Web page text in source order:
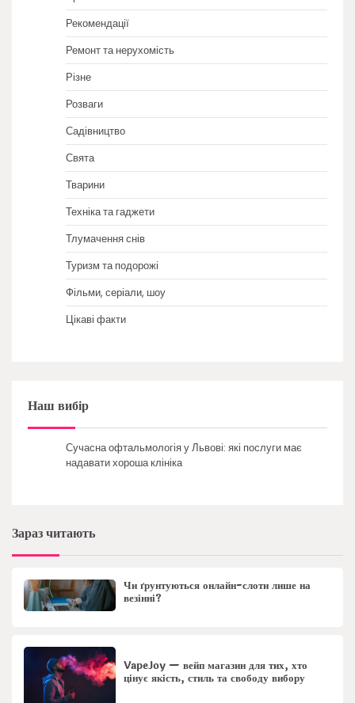
Рекомендації
Ремонт та нерухомість
Різне
Розваги
Садівництво
Свята
Тварини
Техніка та гаджети
Тлумачення снів
Туризм та подорожі
Фільми, серіали, шоу
Цікаві факти
Наш вибір
Сучасна офтальмологія у Львові: які послуги має
надавати хороша клініка
Зараз читають
Чи ґрунтуються онлайн-слоти лише на
везінні?
VapeJoy — вейп магазин для тих, хто
цінує якість, стиль та свободу вибору